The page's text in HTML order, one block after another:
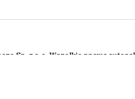
Sp. z o.o. Wszelkie prawa